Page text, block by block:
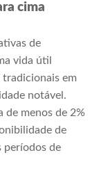
cima
de
vida útil
tradicionais em
notável.
de menos de 2%
de
períodos de